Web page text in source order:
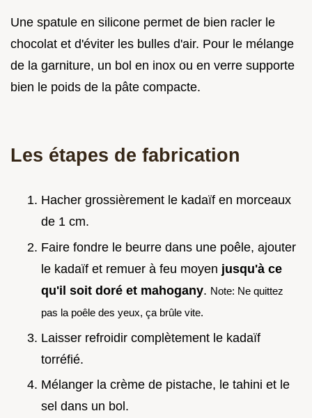
Une spatule en silicone permet de bien racler le
chocolat et d'éviter les bulles d'air. Pour le mélange
de la garniture, un bol en inox ou en verre supporte
bien le poids de la pâte compacte.
Les étapes de fabrication
Hacher grossièrement le kadaïf en morceaux
de 1 cm.
Faire fondre le beurre dans une poêle, ajouter
le kadaïf et remuer à feu moyen jusqu'à ce
qu'il soit doré et mahogany. Note: Ne quittez
pas la poêle des yeux, ça brûle vite.
Laisser refroidir complètement le kadaïf
torréfié.
Mélanger la crème de pistache, le tahini et le
sel dans un bol.